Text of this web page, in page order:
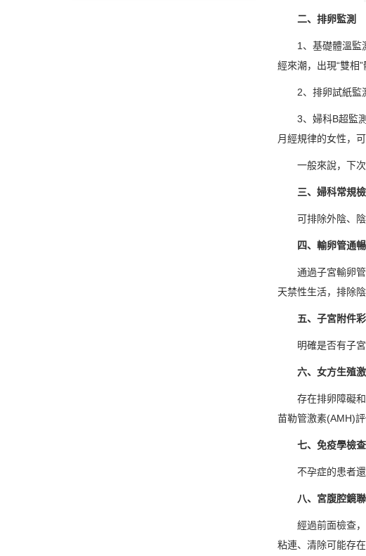
二、排卵監測
1、基礎體溫監測
經來潮，出現“雙相
2、排卵試紙監測
3、婦科B超監測
月經規律的女性，
一般來說，下次
三、婦科常規檢
可排除外陰、陰
四、輸卵管通暢
通過子宮輸卵管
天禁性生活，排除
五、子宮附件彩
明確是否有子宮
六、女方生殖激
存在排卵障礙和
苗勒管激素(AMH)評
七、免疫學檢查
不孕症的患者還
八、宮腹腔鏡聯
經過前面檢查，
粘連、清除可能存